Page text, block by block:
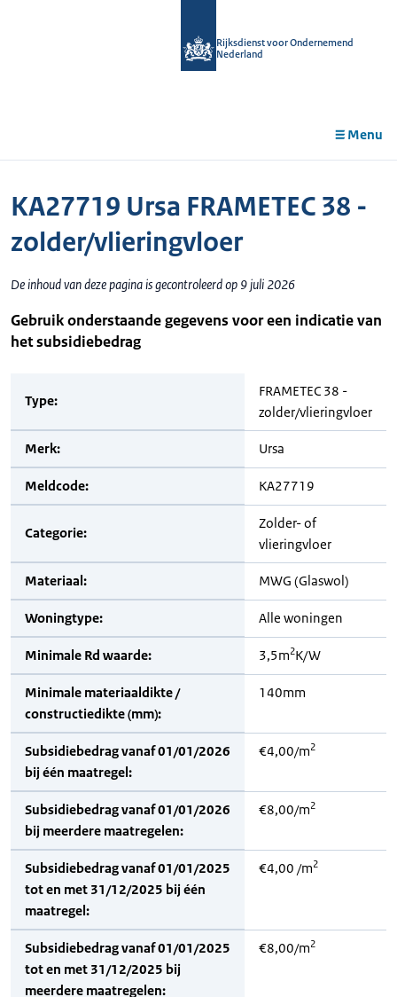
Rijksdienst voor Ondernemend
Nederland
Menu
KA27719 Ursa FRAMETEC 38 -
zolder/vlieringvloer
De inhoud van deze pagina is gecontroleerd op 9 juli 2026
Gebruik onderstaande gegevens voor een indicatie van
het subsidiebedrag
Type:
FRAMETEC 38 -
zolder/vlieringvloer
Merk: Ursa
Meldcode: KA27719
Categorie:
Zolder- of
vlieringvloer
Materiaal: MWG (Glaswol)
Woningtype: Alle woningen
Minimale Rd waarde: 3,5m2K/W
Minimale materiaaldikte /
constructiedikte (mm):
140mm
Subsidiebedrag vanaf 01/01/2026
bij één maatregel:
€4,00/m2
Subsidiebedrag vanaf 01/01/2026
bij meerdere maatregelen:
€8,00/m2
Subsidiebedrag vanaf 01/01/2025
tot en met 31/12/2025 bij één
maatregel:
€4,00 /m2
Subsidiebedrag vanaf 01/01/2025
tot en met 31/12/2025 bij
meerdere maatregelen:
€8,00/m2